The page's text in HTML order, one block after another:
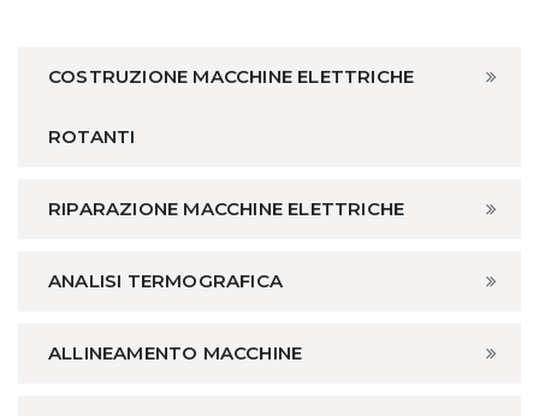
COSTRUZIONE MACCHINE ELETTRICHE
ROTANTI
RIPARAZIONE MACCHINE ELETTRICHE
ANALISI TERMOGRAFICA
ALLINEAMENTO MACCHINE